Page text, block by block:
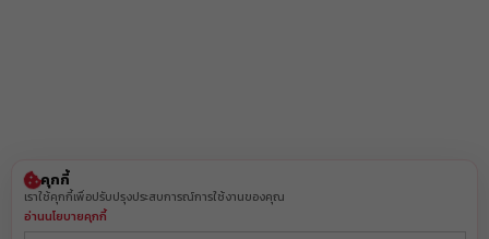
คุกกี้
เราใช้คุกกี้เพื่อปรับปรุงประสบการณ์การใช้งานของคุณ
อ่านนโยบายคุกกี้